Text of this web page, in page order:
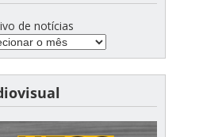
de notícias